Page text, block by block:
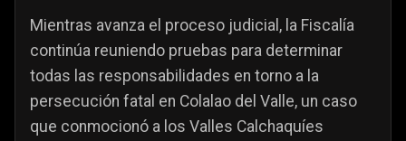
Mientras avanza el proceso judicial, la Fiscalía
continúa reuniendo pruebas para determinar
todas las responsabilidades en torno a la
persecución fatal en Colalao del Valle, un caso
que conmocionó a los Valles Calchaquíes